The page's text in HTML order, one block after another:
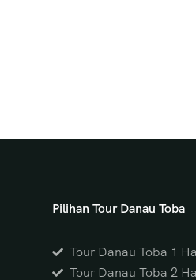
Pilihan Tour Danau Toba
Tour Danau Toba 1
Tour Danau Toba 2